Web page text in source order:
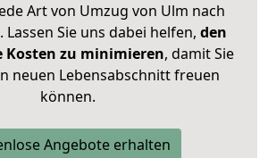
Art von Umzug von Ulm nach
Sie uns dabei helfen, den
Kosten zu minimieren, damit Sie
neuen Lebensabschnitt freuen
können.
Angebote erhalten